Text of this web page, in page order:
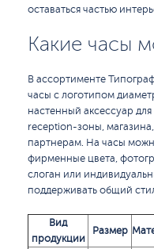
оставаться частью
Какие часы
В ассортименте
часы с логотипом
настенный аксессуар
reception-зоны,
партнерам. На часы
фирменные цвета,
слоган или
поддерживать общий
Вид
продукции
Размер